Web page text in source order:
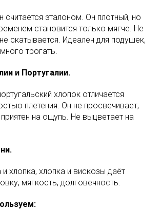
считается эталоном. Он плотный, но
становится только мягче. Не
скатывается. Идеален для подушек,
трогать.
и Португалии.
хлопок отличается
плетения. Он не просвечивает,
на ощупь. Не выцветает на
и хлопка, хлопка и вискозы даёт
мягкость, долговечность.